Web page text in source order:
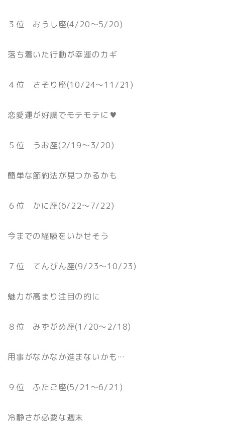
３位 おうし座(4/20〜5/20)
落ち着いた行動が幸運のカギ
４位 さそり座(10/24〜11/21)
恋愛運が好調でモテモテに♥
５位 うお座(2/19〜3/20)
簡単な節約法が見つかるかも
６位 かに座(6/22〜7/22)
今までの経験をいかせそう
７位 てんびん座(9/23〜10/23)
魅力が高まり注目の的に
８位 みずがめ座(1/20〜2/18)
用事がなかなか進まないかも…
９位 ふたご座(5/21〜6/21)
冷静さが必要な週末